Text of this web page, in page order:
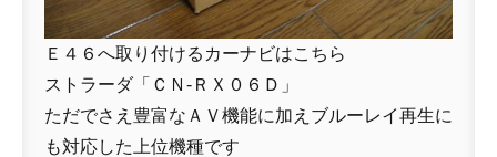
Ｅ４６へ取り付けるカーナビはこちら
ストラーダ「ＣＮ-ＲＸ０６Ｄ」
ただでさえ豊富なＡＶ機能に加えブルーレイ再生に
も対応した上位機種です